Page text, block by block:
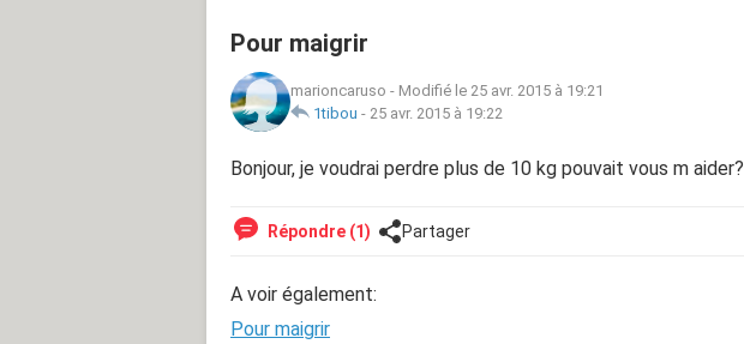
Pour maigrir
marioncaruso - Modifié le 25 avr. 2015 à 19:21
1tibou - 25 avr. 2015 à 19:22
Bonjour, je voudrai perdre plus de 10 kg pouvait vous m aider?
Répondre (1) Partager
A voir également:
Pour maigrir